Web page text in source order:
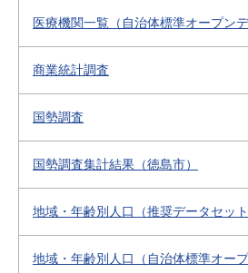
医療機関一覧（自治体標準オープンデ
商業統計調査
国勢調査
国勢調査集計結果（徳島市）
地域・年齢別人口（推奨データセット
地域・年齢別人口（自治体標準オー